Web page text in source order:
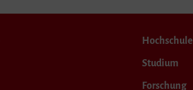
Hochschule
Studium
Forschung